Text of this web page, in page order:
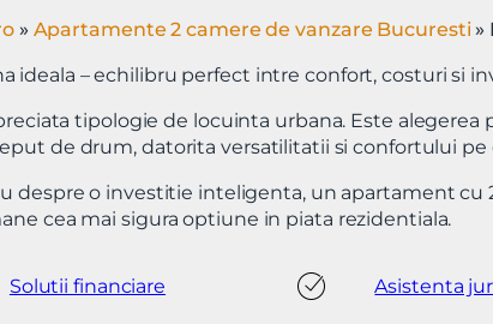
» Apartamente 2 camere de vanzare Bucuresti»
ideala – echilibru perfect intre confort, costuri si
tipologie de locuinta urbana. Este alegerea
de drum, datorita versatilitatii si confortului pe
despre o investitie inteligenta, un apartament cu
cea mai sigura optiune in piata rezidentiala.
Solutii financiare Asistenta